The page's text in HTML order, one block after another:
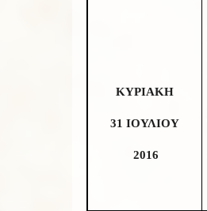
ΚΥΡΙΑΚΗ
31 ΙΟΥΛΙΟΥ
2016